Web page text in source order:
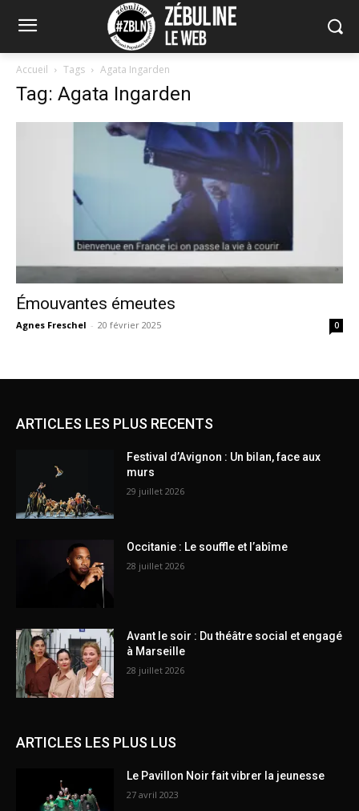
Accueil Tags Agata Ingarden
Tag: Agata Ingarden
Émouvantes émeutes
Agnes Freschel - 20 février 2025 0
ARTICLES LES PLUS RECENTS
Festival d’Avignon : Un bilan, face aux
murs
29 juillet 2026
Occitanie : Le souffle et l’abîme
28 juillet 2026
Avant le soir : Du théâtre social et engagé
à Marseille
28 juillet 2026
ARTICLES LES PLUS LUS
Le Pavillon Noir fait vibrer la jeunesse
27 avril 2023